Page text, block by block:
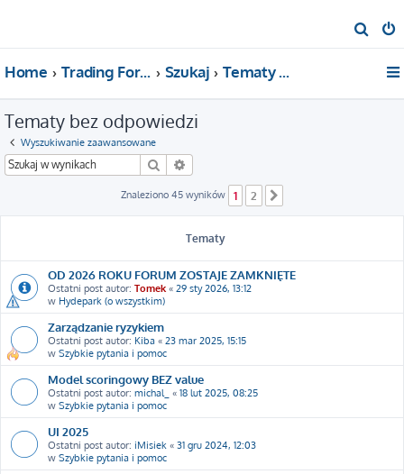
z
Home Trading For a Living Szukaj Tematy bez odpowiedzi
Tematy bez odpowiedzi
Wyszukiwanie zaawansowane
Szukaj
Znaleziono 45 wyników 1 2
Tematy
OD 2026 ROKU FORUM ZOSTAJE ZAMKNIĘTE
Ostatni post autor: Tomek « 29 sty 2026, 13:12
w Hydepark (o wszystkim)
Zarządzanie ryzykiem
Ostatni post autor: Kiba « 23 mar 2025, 15:15
w Szybkie pytania i pomoc
Model scoringowy BEZ value
Ostatni post autor: michal_ « 18 lut 2025, 08:25
w Szybkie pytania i pomoc
UI 2025
Ostatni post autor: iMisiek « 31 gru 2024, 12:03
w Szybkie pytania i pomoc